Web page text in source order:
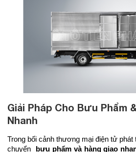
Giải Pháp Cho Bưu Phẩm
Nhanh
Trong bối cảnh thương mại điện tử phát
chuyển
bưu phẩm và hàng giao